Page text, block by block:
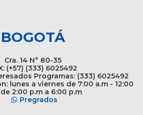
BOGOTÁ
Cra. 14 N° 80-35
(+57) (333) 6025492
Programas: (333) 6025492
lunes a viernes de 7:00 a.m - 12:00
2:00 p.m a 6:00 p.m
Pregrados